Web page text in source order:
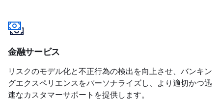
金融サービス
リスクのモデル化と不正行為の検出を向上させ、バンキン
グエクスペリエンスをパーソナライズし、より適切かつ迅
速なカスタマーサポートを提供します。